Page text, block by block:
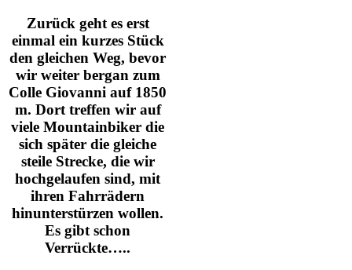
Zurück geht es erst
einmal ein kurzes Stück
den gleichen Weg, bevor
wir weiter bergan zum
Colle Giovanni auf 1850
m. Dort treffen wir auf
viele Mountainbiker die
sich später die gleiche
steile Strecke, die wir
hochgelaufen sind, mit
ihren Fahrrädern
hinunterstürzen wollen.
Es gibt schon
Verrückte…..